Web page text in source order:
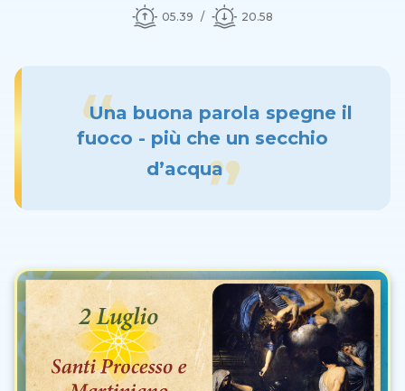
05.39 20.58
Una buona parola spegne il
fuoco - più che un secchio
d’acqua